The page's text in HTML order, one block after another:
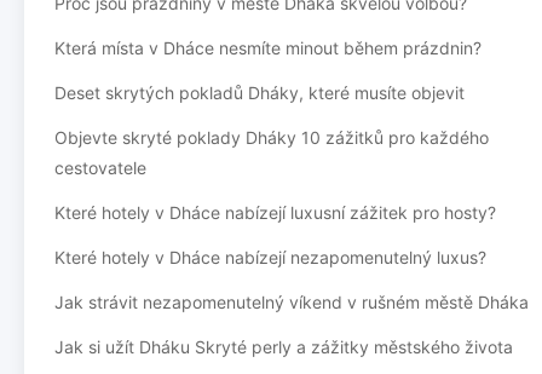
Která místa v Dháce nesmíte minout během prázdnin?
Deset skrytých pokladů Dháky, které musíte objevit
Objevte skryté poklady Dháky 10 zážitků pro každého
cestovatele
Které hotely v Dháce nabízejí luxusní zážitek pro hosty?
Které hotely v Dháce nabízejí nezapomenutelný luxus?
Jak strávit nezapomenutelný víkend v rušném městě Dháka
Jak si užít Dháku Skryté perly a zážitky městského života